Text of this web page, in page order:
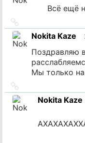
Всё ещё
на
источник
Nokita Kaze
Поздравляю
Мы только
на
источникNokita Kaze